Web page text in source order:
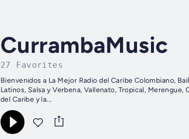
CurrambaMusic
27 Favorites
Bienvenidos a La Mejor Radio del Caribe Colombiano,
Latinos, Salsa y Verbena, Vallenato, Tropical,
del Caribe y la...